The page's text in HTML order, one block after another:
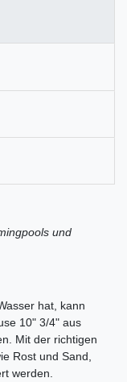
und
hat, kann
10" 3/4" aus
Mit der richtigen
Rost und Sand,
werden.